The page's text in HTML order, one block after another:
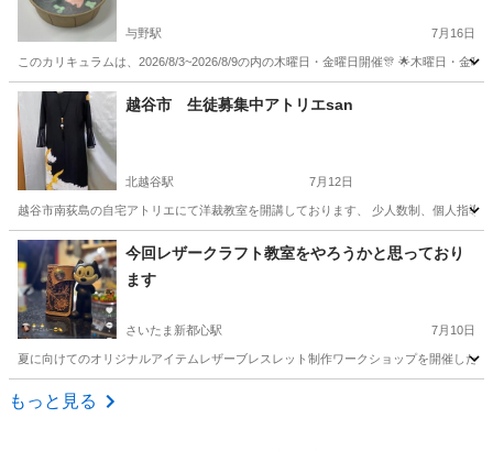
与野駅 7月16日
このカリキュラムは、2026/8/3~2026/8/9の内の木曜日・金曜日開催🎊 🌟木曜日・金
埼玉 さいたま市 与野駅 ものづくり
越谷市 生徒募集中アトリエsan
北越谷駅 7月12日
越谷市南荻島の自宅アトリエにて洋裁教室を開講しております、 少人数制、個人指
埼玉 越谷市 北越谷駅 洋裁 アトリエ
今回レザークラフト教室をやろうかと思っており
ます
さいたま新都心駅 7月10日
夏に向けてのオリジナルアイテムレザーブレスレット制作ワークショップを開催した
埼玉 さいたま市
もっと見る